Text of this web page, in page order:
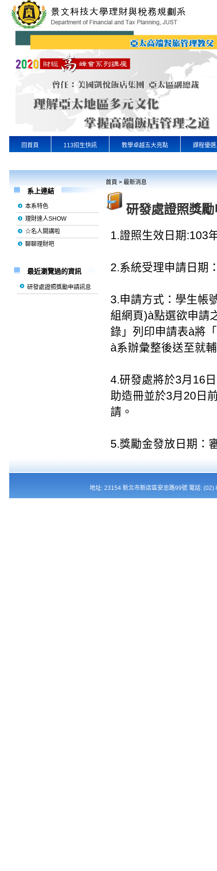
回首頁 113招生快訊 教學卓越五大亮點 課程優
系上連結
本系特色
理財達人SHOW
☆名人開講啦
聊聊理財吧
最近瀏覽過的資訊
研發處證照獎勵申請訊息
首頁 > 最新消息
研發處證照獎
1.證照生效日期:103
2.系統受理申請日期
3.申請方式：學生帳
組網頁)à點選欲申請
錄」列印申請表à將
à系辦彙整後送至就
4.研發處將於3月16
助造冊並於3月20日
請。
5.獎勵金發放日期：
地址: 23154 新北市新店區安忠路99號 電話: